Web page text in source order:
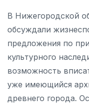
В Нижегородской
обсуждали
предложения по
культурного
возможность
уже имеющийся
древнего города.